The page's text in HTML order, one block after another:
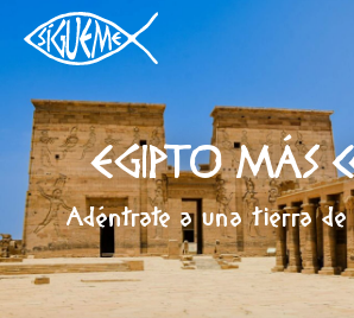
EGIPTO MÁS
Adéntrate a una tierra de